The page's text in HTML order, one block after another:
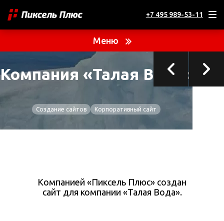
+7 495 989-53-11
Меню
Компания «Талая Вода»
Производство и продажа питьевой воды
Компания «Талая Вода»
Создание сайтов Корпоративный сайт
Компанией «Пиксель Плюс» создан
сайт для компании «Талая Вода».